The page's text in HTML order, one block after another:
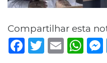
Compartilhar esta
Facebook
TwitterEmail